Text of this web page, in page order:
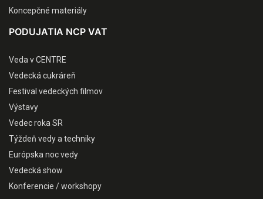
Koncepčné materiály
PODUJATIA NCP VAT
Veda v CENTRE
Vedecká cukráreň
Festival vedeckých filmov
Výstavy
Vedec roka SR
Týždeň vedy a techniky
Európska noc vedy
Vedecká show
Konferencie / workshopy